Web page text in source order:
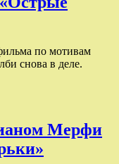
по мотивам
снова в деле.
Мерфи